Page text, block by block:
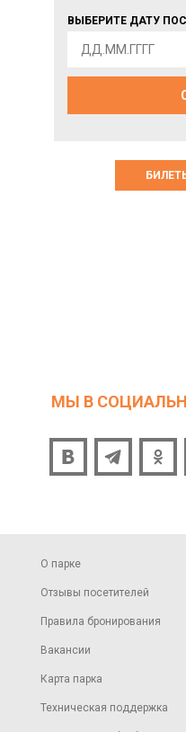
ВЫБЕРИТЕ ДАТУ
МЫ В
О парке
Отзывы посетителей
Правила бронирования
Вакансии
Карта парка
Техническая поддержка